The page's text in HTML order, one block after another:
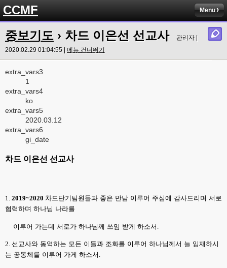
CCMF Menu
중보기도 › 차드 이은선 선교사
관리자 |
2020.02.29 01:04:55 | 메뉴 건너뛰기
extra_vars3
1
extra_vars4
ko
extra_vars5
2020.03.12
extra_vars6
gi_date
차드 이은선 선교사
1. 2019~2020 차드단기팀원들과 좋은 만남 이루어 주심에 감사드리며 서로
협력하며 하나님 나라를
이루어 가는데 서로가 하나님께 쓰임 받게 하소서
2. 선교사와 동역하는 모든 이들과 조화를 이루어 하나님께서 늘 임재하시
는 공동체를 이루어 가게 하소서